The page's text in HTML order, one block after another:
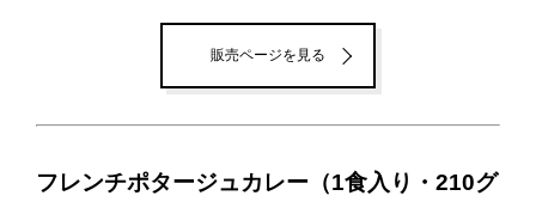
販売ページを見る
フレンチポタージュカレー（1食入り・210グ